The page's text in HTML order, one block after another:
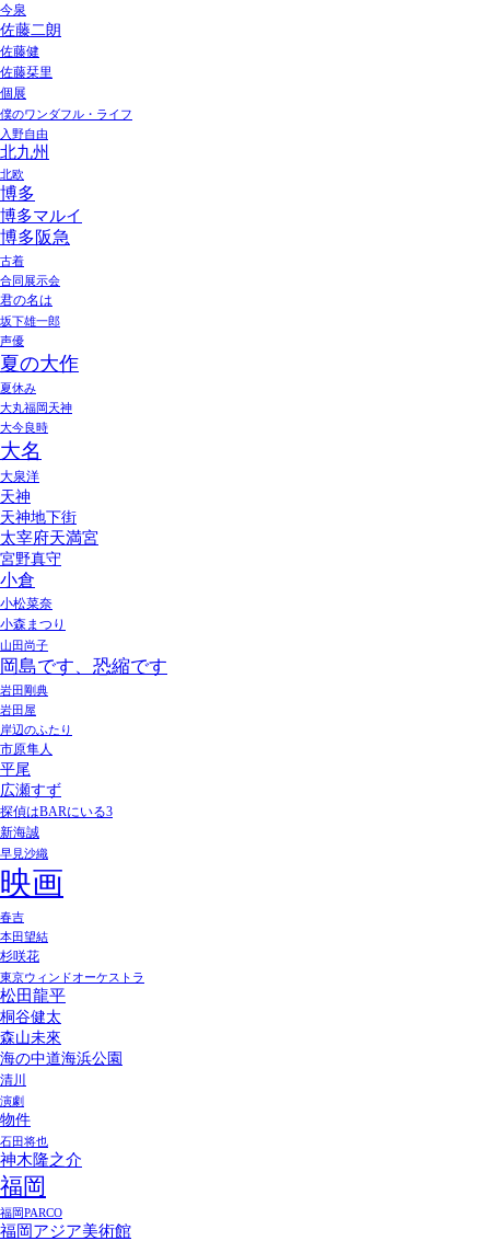
今泉
佐藤二朗
佐藤健
佐藤栞里
個展
僕のワンダフル・ライフ
入野自由
北九州
北欧
博多
博多マルイ
博多阪急
古着
合同展示会
君の名は
坂下雄一郎
声優
夏の大作
夏休み
大丸福岡天神
大今良時
大名
大泉洋
天神
天神地下街
太宰府天満宮
宮野真守
小倉
小松菜奈
小森まつり
山田尚子
岡島です、恐縮です
岩田剛典
岩田屋
岸辺のふたり
市原隼人
平尾
広瀬すず
探偵はBARにいる3
新海誠
早見沙織
映画
春吉
本田望結
杉咲花
東京ウィンドオーケストラ
松田龍平
桐谷健太
森山未來
海の中道海浜公園
清川
演劇
物件
石田将也
神木隆之介
福岡
福岡PARCO
福岡アジア美術館